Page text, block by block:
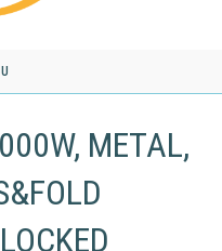
METAL,